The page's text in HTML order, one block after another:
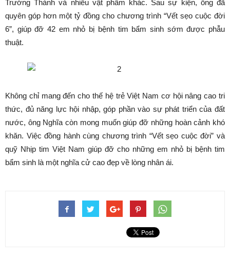
Trường Thành và nhiều vật phẩm khác. Sau sự kiện, ông đã
quyên góp hơn một tỷ đồng cho chương trình “Vết sẹo cuộc đời
6”, giúp đỡ 42 em nhỏ bị bệnh tim bẩm sinh sớm được phẫu
thuật.
Không chỉ mang đến cho thế hệ trẻ Việt Nam cơ hội nâng cao tri
thức, đủ năng lực hội nhập, góp phần vào sự phát triển của đất
nước, ông Nghĩa còn mong muốn giúp đỡ những hoàn cảnh khó
khăn. Việc đồng hành cùng chương trình “Vết sẹo cuộc đời” và
quỹ Nhịp tim Việt Nam giúp đỡ cho những em nhỏ bị bệnh tim
bẩm sinh là một nghĩa cử cao đẹp về lòng nhân ái.